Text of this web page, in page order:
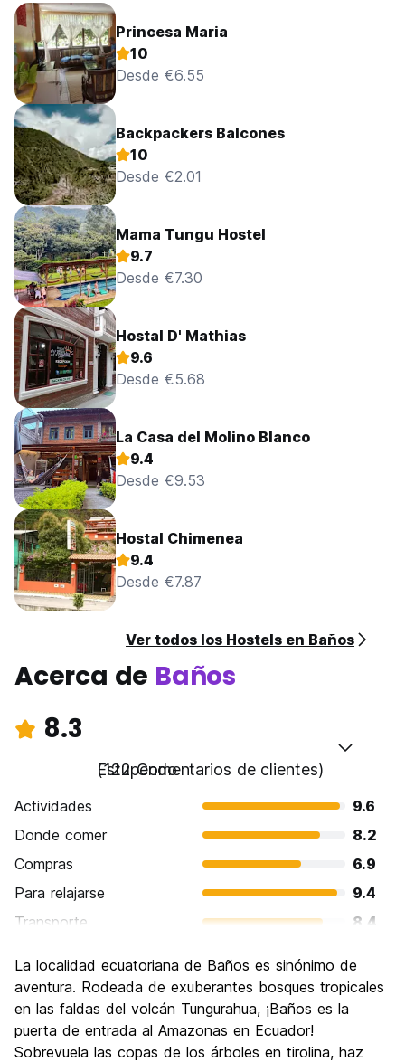
Princesa Maria
10
Desde €6.55
Backpackers Balcones
10
Desde €2.01
Mama Tungu Hostel
9.7
Desde €7.30
Hostal D' Mathias
9.6
Desde €5.68
La Casa del Molino Blanco
9.4
Desde €9.53
Hostal Chimenea
9.4
Desde €7.87
Ver todos los Hostels en Baños
Acerca de Baños
8.3
Estupendo
(122 Comentarios de clientes)
Actividades
9.6
Donde comer
8.2
Compras
6.9
Para relajarse
9.4
Transporte
8.4
Cultura
7.3
Fiesta
Calidad Precio
La localidad ecuatoriana de Baños es sinónimo de
aventura. Rodeada de exuberantes bosques tropicales
en las faldas del volcán Tungurahua, ¡Baños es la
puerta de entrada al Amazonas en Ecuador!
Sobrevuela las copas de los árboles en tirolina, haz